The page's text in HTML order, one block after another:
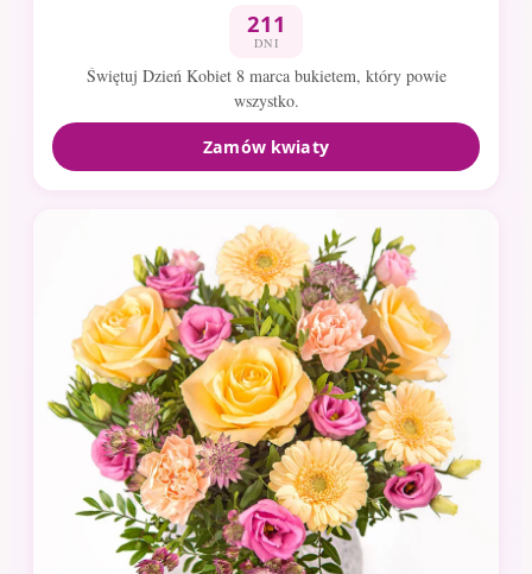
211
DNI
Świętuj Dzień Kobiet 8 marca bukietem, który powie
wszystko.
Zamów kwiaty